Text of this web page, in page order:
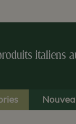
italiens